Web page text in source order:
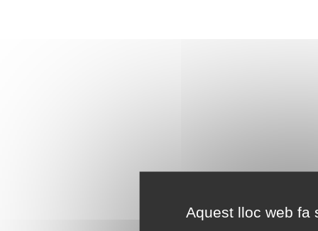
Aquest lloc web fa